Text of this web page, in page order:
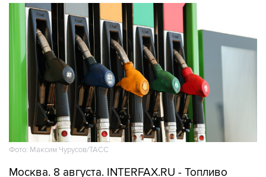
Фото: Максим Чурусов/ТАСС
Москва. 8 августа. INTERFAX.RU - Топливо